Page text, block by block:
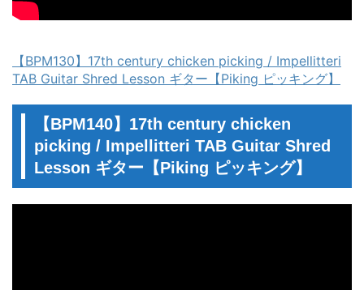
【BPM130】17th century chicken picking / Impellitteri
TAB Guitar Shred Lesson ギター【Piking ピッキング】
【BPM140】17th century chicken
picking / Impellitteri TAB Guitar Shred
Lesson ギター【Piking ピッキング】